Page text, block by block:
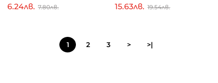
6.24лв. 7.80лв.
15.63лв. 19.54лв.
1 2 3 > >|